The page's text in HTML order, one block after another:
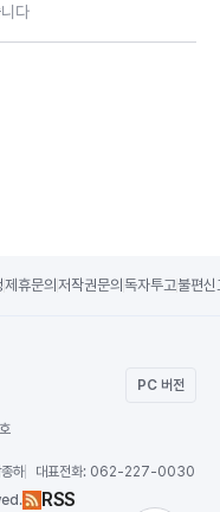
다
제휴문의 저작권문의 독자투고불편신
PC 버전
하 대표전화: 062-227-0030
RSS